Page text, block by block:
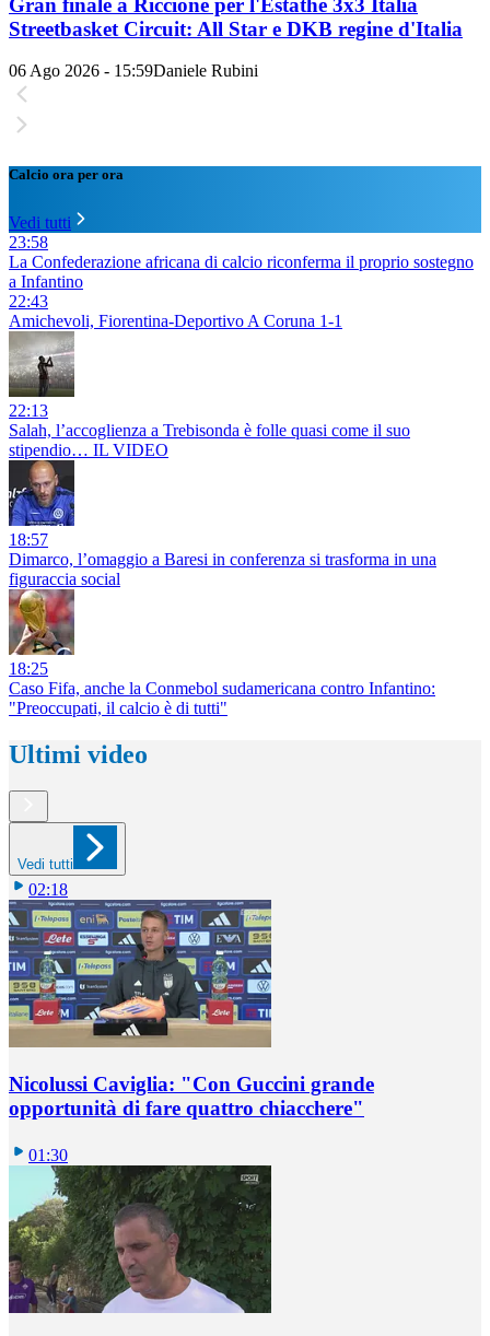
Streetbasket Circuit: All Star e DKB regine d'Italia
06 Ago 2026 - 15:59Daniele Rubini
Calcio ora per ora
Vedi tutti
23:58
La Confederazione africana di calcio riconferma il proprio sostegno
a Infantino
22:43
Amichevoli, Fiorentina-Deportivo A Coruna 1-1
22:13
Salah, l’accoglienza a Trebisonda è folle quasi come il suo
stipendio… IL VIDEO
18:57
Dimarco, l’omaggio a Baresi in conferenza si trasforma in una
figuraccia social
18:25
Caso Fifa, anche la Conmebol sudamericana contro Infantino:
"Preoccupati, il calcio è di tutti"
Ultimi video
Vedi tutti
02:18
Nicolussi Caviglia: "Con Guccini grande
opportunità di fare quattro chiacchere"
01:30